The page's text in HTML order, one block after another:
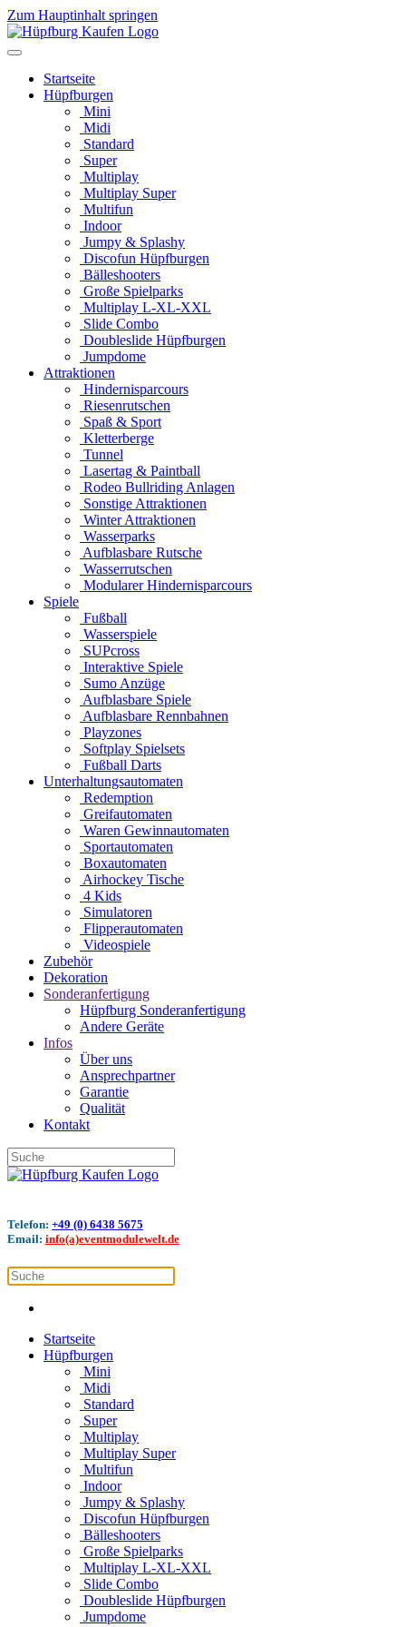
Zum Hauptinhalt springen
Startseite
Hüpfburgen
Mini
Midi
Standard
Super
Multiplay
Multiplay Super
Multifun
Indoor
Jumpy & Splashy
Discofun Hüpfburgen
Bälleshooters
Große Spielparks
Multiplay L-XL-XXL
Slide Combo
Doubleslide Hüpfburgen
Jumpdome
Attraktionen
Hindernisparcours
Riesenrutschen
Spaß & Sport
Kletterberge
Tunnel
Lasertag & Paintball
Rodeo Bullriding Anlagen
Sonstige Attraktionen
Winter Attraktionen
Wasserparks
Aufblasbare Rutsche
Wasserrutschen
Modularer Hindernisparcours
Spiele
Fußball
Wasserspiele
SUPcross
Interaktive Spiele
Sumo Anzüge
Aufblasbare Spiele
Aufblasbare Rennbahnen
Playzones
Softplay Spielsets
Fußball Darts
Unterhaltungsautomaten
Redemption
Greifautomaten
Waren Gewinnautomaten
Sportautomaten
Boxautomaten
Airhockey Tische
4 Kids
Simulatoren
Flipperautomaten
Videospiele
Zubehör
Dekoration
Sonderanfertigung
Hüpfburg Sonderanfertigung
Andere Geräte
Infos
Über uns
Ansprechpartner
Garantie
Qualität
Kontakt
Telefon: +49 (0) 6438 5675
Email: info(a)eventmodulewelt.de
Startseite
Hüpfburgen
Mini
Midi
Standard
Super
Multiplay
Multiplay Super
Multifun
Indoor
Jumpy & Splashy
Discofun Hüpfburgen
Bälleshooters
Große Spielparks
Multiplay L-XL-XXL
Slide Combo
Doubleslide Hüpfburgen
Jumpdome